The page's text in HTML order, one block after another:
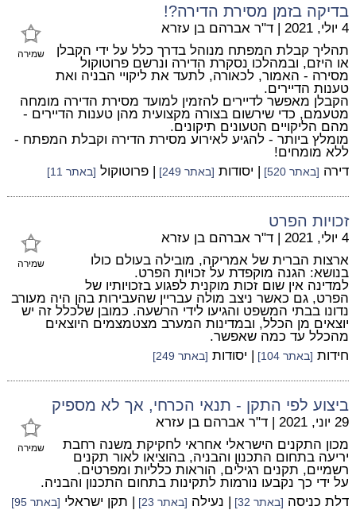
בדיקה בזמן מסירת הדירה?!
שמירה
4 יולי, 2021 | ד"ר אברהם בן עזרא
תהליך קבלת המפתח מנוהל בדרך כלל על ידי הקבלן
או היזם, ובמהלכו נסקרת הדירה ונרשם פרוטוקול
מסירה - האמור, לכאורה, לתעד את ליקויי הבניה ואת
טענות הדיירים.
הקבלן מאפשר לדיירים להזמין למועד מסירת הדירה מומחה
מטעמם, כדי שירשום בצורה מקצועית מהן טענות הדיירים -
מהם הליקויים הטעונים תיקונים.
מומלץ ביותר - להגיע לאירוע מסירת הדירה וקבלת המפתח -
ללא מומחים!
דירה [באתר 520] | יסודות [באתר 249] | פרוטוקול [באתר 11]
זכויות הפרט
שמירה
4 יולי, 2021 | ד"ר אברהם בן עזרא
ארצות הברית של אמריקה, מובילה בעולם כולו
בנושא: הגנה מוקפדת על זכויות הפרט.
למדינה אין שום זכות מוקנית לפגוע בזכויותיו של
הפרט, גם כאשר ניצב מולה עבריין שהעבירות בהן היה מעורב
נדונו בבתי המשפט והגיעו לידי הרשעה. כמובן שלכלל זה יש
יוצאים מן הכלל, ובמדינות המערב מצטמצמים היוצאים
מהכלל עד כמה שאפשר.
חידות [באתר 104] | יסודות [באתר 249]
ביצוע לפי התקן - תנאי הכרחי, אך לא מספיק
שמירה
29 יוני, 2021 | ד"ר אברהם בן עזרא
מכון התקנים הישראלי אחראי לחקיקת משנה רחבת
יריעה בתחום התכנון והבניה, בהוציאו לאור תקנים
רשמיים, תקנים רגילים, הוראות כלליות ומפרטים.
על ידי כך נקבעו נורמות לתקינות בתחום התכנון והבניה.
דלת כניסה [באתר 32] | נעילה [באתר 23] | תקן ישראלי [באתר 95]